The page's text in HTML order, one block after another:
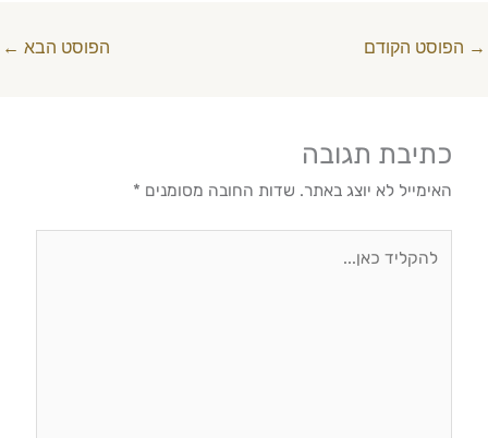
→ הפוסט הקודם הפוסט הבא ←
כתיבת תגובה
האימייל לא יוצג באתר. שדות החובה מסומנים *